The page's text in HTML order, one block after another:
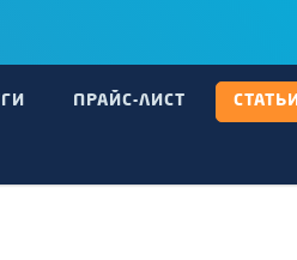
Заказать звонок
ПРАЙС-ЛИСТ CТАТЬИ